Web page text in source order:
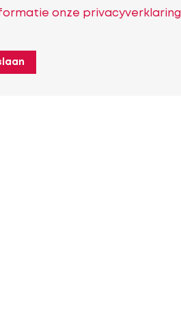
onze privacyverklaring